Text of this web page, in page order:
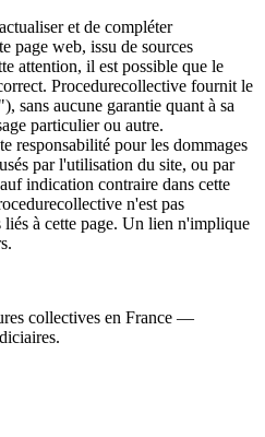
et de compléter
page web, issu de sources
attention, il est possible que le
Procedurecollective fournit le
sans aucune garantie quant à sa
particulier ou autre.
responsabilité pour les dommages
par l'utilisation du site, ou par
indication contraire dans cette
n'est pas
liés à cette page. Un lien n'implique
collectives en France —